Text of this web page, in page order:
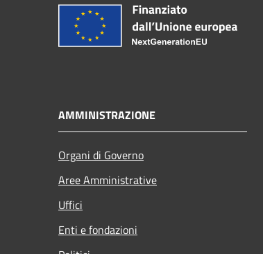
AMMINISTRAZIONE
Organi di Governo
Aree Amministrative
Uffici
Enti e fondazioni